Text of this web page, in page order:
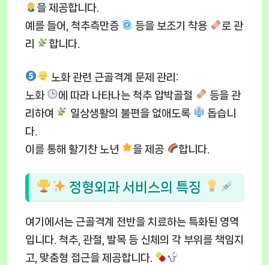
을 제공합니다.
예를 들어, 척추측만증
등을 보조기 착용
로 관
리
합니다.
노화 관련 근골격계 문제 관리 :
노화
에 따라 나타나는 척추 압박골절
등을 관
리하여
일상생활의 불편을 없애도록
돕습니
다.
이를 통해 활기찬 노년
을 제공 합니다.
정형외과 서비스의 특징
여기에서는 근골격계 전반을 치료하는 특화된 영역
입니다. 척추, 관절, 발목 등 신체의 각 부위를 책임지
고, 맞춤형 접근을 제공합니다.